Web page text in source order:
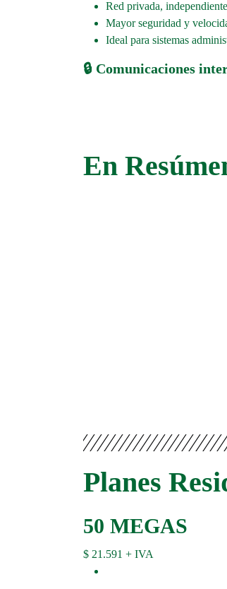
Red privada,
Mayor seguridad y
Ideal para sistemas
🔒 Comunicaciones
En
Planes
50 MEGAS
$ 21.591 + IVA